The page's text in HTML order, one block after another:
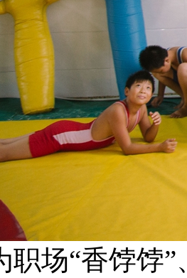
职场“香饽饽